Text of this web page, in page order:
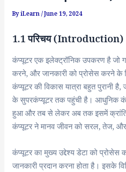
ByiLearn/June 19, 2024
1.1 परिचय (Introduction)
कंप्यूटर एक इलेक्ट्रॉनिक उपकरण है जो
करने, और जानकारी को प्रोसेस करने के
कंप्यूटर की विकास यात्रा बहुत
के सुपरकंप्यूटर तक पहुंची है। आधुनिक
हुआ और तब से लेकर अब तक इसमें
कंप्यूटर ने मानव जीवन को सरल, तेज,
कंप्यूटर का मुख्य उद्देश्य डेटा को प्रोसेस
जानकारी प्रदान करना होता है। इसके